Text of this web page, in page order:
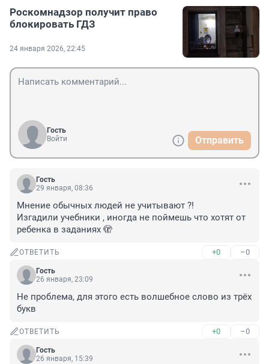
Роскомнадзор получит право
блокировать ГДЗ
24 января 2026, 22:45
Гость
Войти
Отправить
Гость
29 января, 08:36
Мнение обычных людей не учитывают ?!
Изгадили учебники , иногда не поймешь что хотят от
ребенка в заданиях 🫣
ОТВЕТИТЬ +0 –0
Гость
26 января, 23:09
Не проблема, для этого есть волшебное слово из трёх
букв
ОТВЕТИТЬ +0 –0
Гость
26 января, 15:39